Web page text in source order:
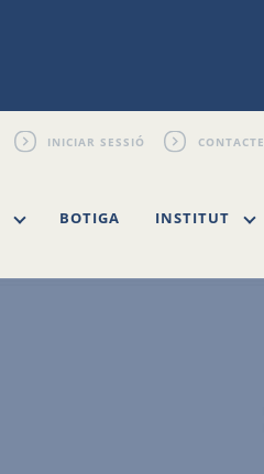
INICIAR SESSIÓ CONTACTE
BOTIGA INSTITUT